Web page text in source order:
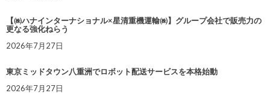
【㈱ハナインターナショナル×星清重機運輸㈱】グループ会社で販売力の
更なる強化ねらう
2026年7月27日
東京ミッドタウン八重洲でロボット配送サービスを本格始動
2026年7月27日